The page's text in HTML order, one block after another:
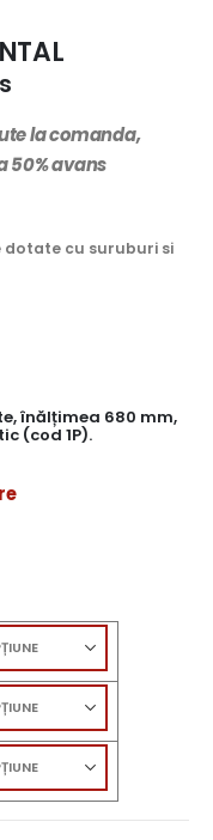
la comanda,
50% avans
dotate cu suruburi si
înălțimea 680 mm,
(cod 1P).